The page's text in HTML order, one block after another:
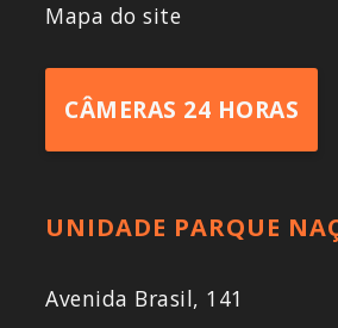
Mapa do site
CÂMERAS 24 HORAS
UNIDADE PARQUE
Avenida Brasil, 141